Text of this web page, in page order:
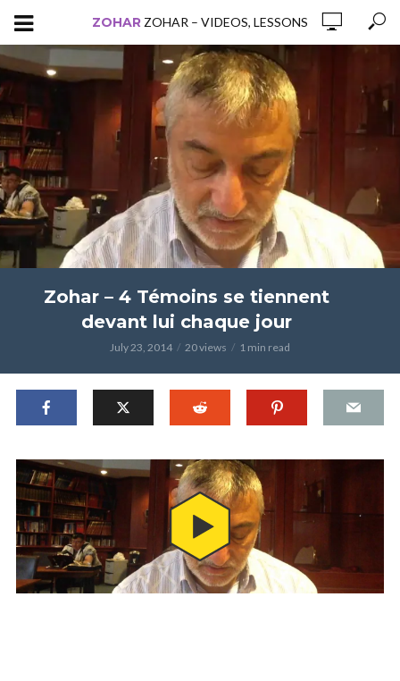
ZOHAR ZOHAR – VIDEOS, LESSONS
Zohar – 4 Témoins se tiennent
devant lui chaque jour
July 23, 2014 20 views 1 min read